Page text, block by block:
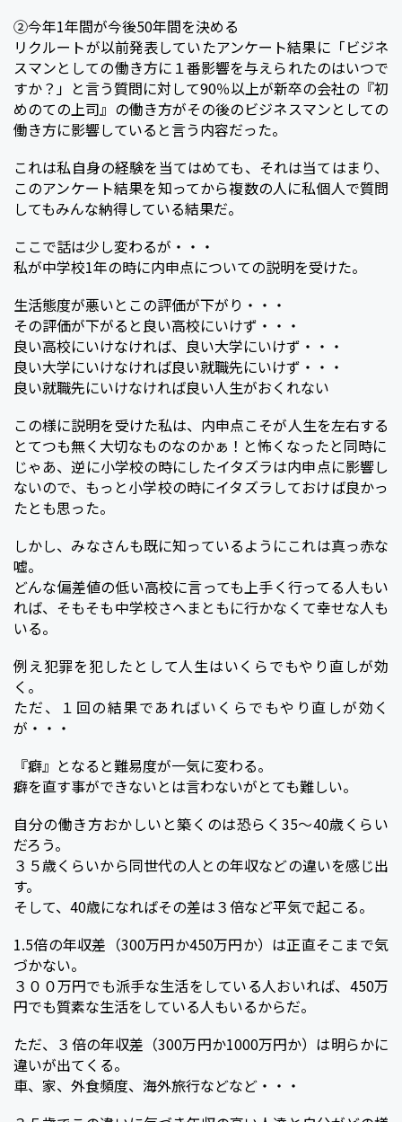
②今年1年間が今後50年間を決める
リクルートが以前発表していたアンケート結果に「ビジネ
スマンとしての働き方に１番影響を与えられたのはいつで
すか？」と言う質問に対して90％以上が新卒の会社の 『初
めのての上司』 の働き方がその後のビジネスマンとしての
働き方に影響していると言う内容だった。
これは私自身の経験を当てはめても、それは当てはまり、
このアンケート結果を知ってから複数の人に私個人で質問
してもみんな納得している結果だ。
ここで話は少し変わるが・・・
私が中学校1年の時に内申点についての説明を受けた。
生活態度が悪いとこの評価が下がり・・・
その評価が下がると良い高校にいけず・・・
良い高校にいけなければ、良い大学にいけず・・・
良い大学にいけなければ良い就職先にいけず・・・
良い就職先にいけなければ良い人生がおくれない
この様に説明を受けた私は、内申点こそが人生を左右する
とてつも無く大切なものなのかぁ！と怖くなったと同時に
じゃあ、逆に小学校の時にしたイタズラは内申点に影響し
ないので、もっと小学校の時にイタズラしておけば良かっ
たとも思った。
しかし、みなさんも既に知っているようにこれは真っ赤な
嘘。
どんな偏差値の低い高校に言っても上手く行ってる人もい
れば、そもそも中学校さへまともに行かなくて幸せな人も
いる。
例え犯罪を犯したとして人生はいくらでもやり直しが効
く。
ただ、１回の結果であればいくらでもやり直しが効く
が・・・
『癖』となると難易度が一気に変わる。
癖を直す事ができないとは言わないがとても難しい。
自分の働き方おかしいと築くのは恐らく35〜40歳くらい
だろう。
３５歳くらいから同世代の人との年収などの違いを感じ出
す。
そして、40歳になればその差は３倍など平気で起こる。
1.5倍の年収差（300万円か450万円か）は正直そこまで気
づかない。
３００万円でも派手な生活をしている人おいれば、450万
円でも質素な生活をしている人もいるからだ。
ただ、３倍の年収差（300万円か1000万円か）は明らかに
違いが出てくる。
車、家、外食頻度、海外旅行などなど・・・